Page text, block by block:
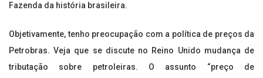
Fazenda da história brasileira.
Objetivamente, tenho preocupação com a política de preços da
Petrobras. Veja que se discute no Reino Unido mudança de
tributação sobre petroleiras. O assunto “preço de